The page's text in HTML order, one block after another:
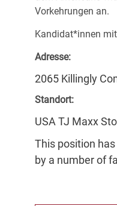
Vorkehrungen an.
Kandidat*innen
Adresse:
2065 Killingly
Standort:
USA TJ Maxx
This position
by a number of